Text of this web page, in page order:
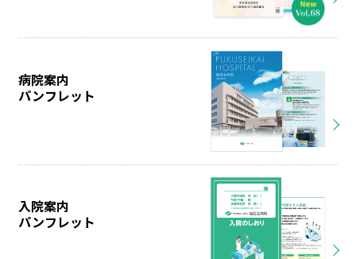
病院案内
パンフレット
入院案内
パンフレット